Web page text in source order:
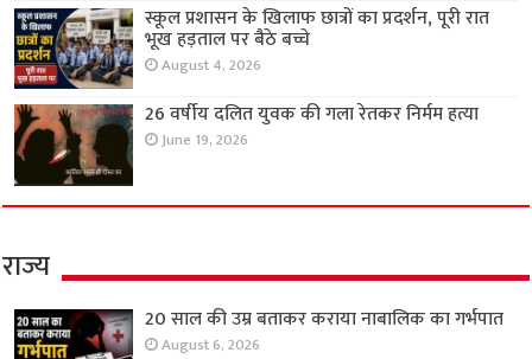
स्कूल प्रशासन के खिलाफ छात्रों का प्रदर्शन, पूरी रात
भूख हड़ताल पर बैठे बच्चे
August 4, 2026
26 वर्षीय दलित युवक की गला रेतकर निर्मम हत्या
June 19, 2026
राज्य
20 साल की उम्र बताकर कराया नाबालिक का गर्भपात
August 6, 2026